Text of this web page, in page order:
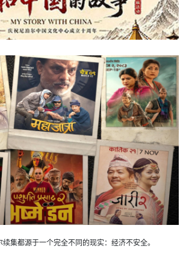
集都源于一个完全不同的现实：经济不安全。